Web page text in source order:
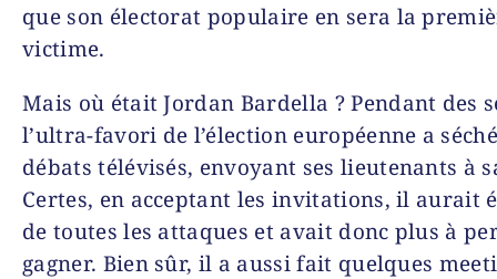
que son électorat populaire en sera la
victime.
Mais où était Jordan Bardella ? Pendant des
l’ultra-favori de l’élection européenne a
débats télévisés, envoyant ses lieutenants à
Certes, en acceptant les invitations, il aurait
de toutes les attaques et avait donc plus à
gagner. Bien sûr, il a aussi fait quelques